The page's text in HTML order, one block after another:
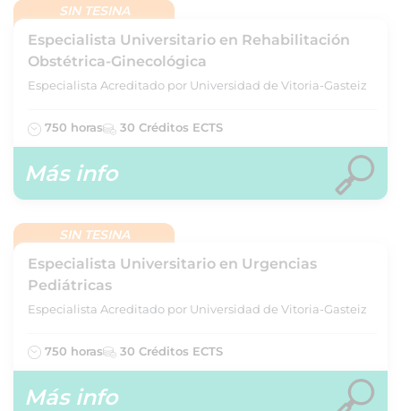
SIN TESINA
Especialista Universitario en Rehabilitación
Obstétrica-Ginecológica
Especialista Acreditado por Universidad de Vitoria-Gasteiz
750 horas 30 Créditos ECTS
Más info
SIN TESINA
Especialista Universitario en Urgencias
Pediátricas
Especialista Acreditado por Universidad de Vitoria-Gasteiz
750 horas 30 Créditos ECTS
Más info